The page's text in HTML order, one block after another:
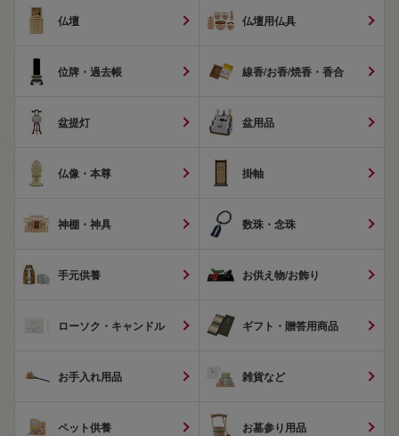
仏壇 仏壇用仏具
位牌・過去帳 線香/お香/焼香・香合
盆提灯 盆用品
仏像・本尊 掛軸
神棚・神具 数珠・念珠
手元供養 お供え物/お飾り
ローソク・キャンドル ギフト・贈答用商品
お手入れ用品 雑貨など
ペット供養 お墓参り用品